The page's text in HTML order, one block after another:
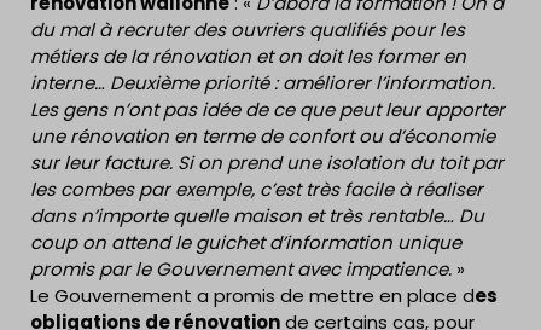
du mal à recruter des ouvriers qualifiés pour les
métiers de la rénovation et on doit les former en
interne… Deuxième priorité : améliorer l’information.
Les gens n’ont pas idée de ce que peut leur apporter
une rénovation en terme de confort ou d’économie
sur leur facture. Si on prend une isolation du toit par
les combes par exemple, c’est très facile à réaliser
dans n’importe quelle maison et très rentable… Du
coup on attend le guichet d’information unique
promis par le Gouvernement avec impatience. »
Le Gouvernement a promis de mettre en place des
obligations de rénovationde certains cas, pour